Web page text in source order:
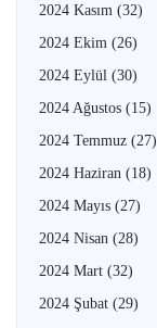
2024 Kasım (32)
2024 Ekim (26)
2024 Eylül (30)
2024 Ağustos (15)
2024 Temmuz (27)
2024 Haziran (18)
2024 Mayıs (27)
2024 Nisan (28)
2024 Mart (32)
2024 Şubat (29)